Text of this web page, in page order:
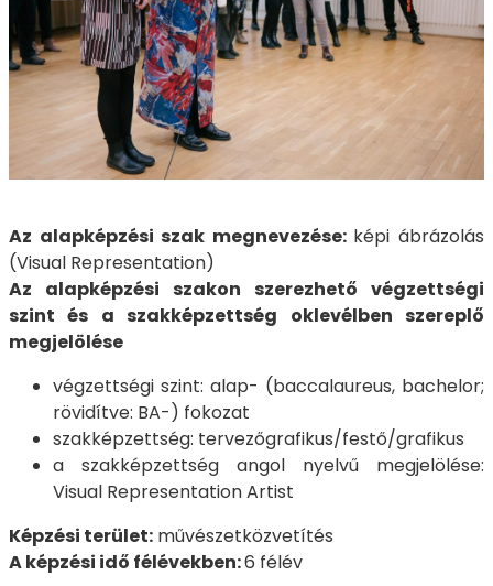
Az alapképzési szak megnevezése: képi ábrázolás
(Visual Representation)
Az alapképzési szakon szerezhető végzettségi
szint és a szakképzettség oklevélben szereplő
megjelölése
végzettségi szint: alap- (baccalaureus, bachelor;
rövidítve: BA-) fokozat
szakképzettség: tervezőgrafikus/festő/grafikus
a szakképzettség angol nyelvű megjelölése:
Visual Representation Artist
Képzési terület: művészetközvetítés
A képzési idő félévekben:6 félév